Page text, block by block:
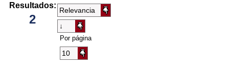
Resultados:
2
Por página